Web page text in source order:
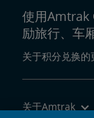
漂流活动，或在
朗达克山脉的湖泊
骑自行车沿着
Passage，最后抵
Appalachian Trail
使用Amtrak
励旅行、车
关于积分兑换的
关于Amtrak